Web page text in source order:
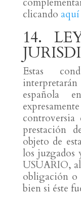
clicando aquí
14.
Estas
española
controversia
prestación
objeto de
los
USUARIO,
obligación o
bien si éste